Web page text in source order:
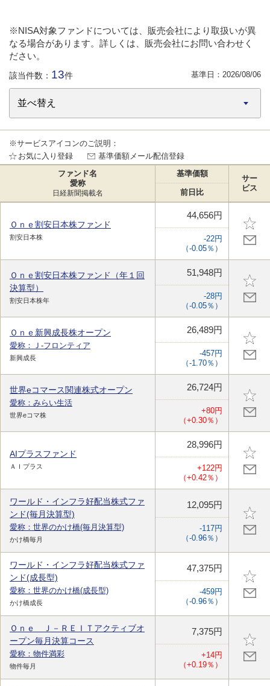
※NISA対象ファンドについては、販売会社により取扱いが異
なる場合があります。詳しくは、販売会社にお問い合わせく
ださい。
該当件数： 13件 基準日： 2026/08/06
※サービスアイコンのご説明：
お気に入り登録
基準価額メール配信登録
ファンド名
愛称
日経新聞掲載名
基準価額
サー
ビス
前日比
Ｏｎｅ割安日本株ファンド
割安日本株
44,656円
-22円
（-0.05％）
Ｏｎｅ割安日本株ファンド（年１回
決算型）
割安日本株年
51,948円
-28円
（-0.05％）
Ｏｎｅ新興成長株オープン
愛称：Ｊ-フロンティア
新興成長
26,489円
-457円
（-1.70％）
世界eコマース関連株式オープン
愛称：みらい生活
世界eコマ株
26,724円
+80円
（+0.30％）
AIプラスファンド
ＡＩプラス
28,996円
+122円
（+0.42％）
ワールド・インフラ好配当株式ファ
ンド(毎月決算型)
愛称：世界のかけ橋(毎月決算型)
かけ橋毎月
12,095円
-117円
（-0.96％）
ワールド・インフラ好配当株式ファ
ンド(成長型)
愛称：世界のかけ橋(成長型)
かけ橋成長
47,375円
-459円
（-0.96％）
Ｏｎｅ Ｊ－ＲＥＩＴアクティブオ
ープン毎月決算コース
愛称：物件満彩
物件毎月
7,375円
+14円
（+0.19％）